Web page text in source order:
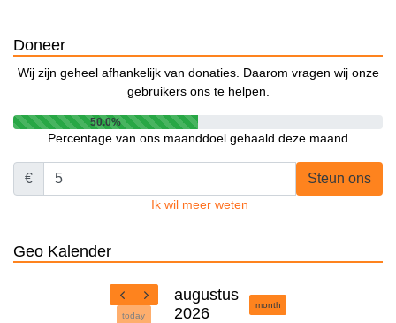
Doneer
Wij zijn geheel afhankelijk van donaties. Daarom vragen wij onze
gebruikers ons te helpen.
50.0%
Percentage van ons maanddoel gehaald deze maand
€ Steun ons
Ik wil meer weten
Geo Kalender
today
augustus
2026
month